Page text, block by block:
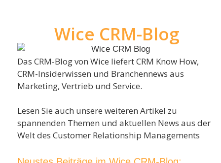
Wice CRM-Blog
Das CRM-Blog von Wice liefert CRM Know How,
CRM-Insiderwissen und Branchennews aus
Marketing, Vertrieb und Service.
Lesen Sie auch unsere weiteren Artikel zu
spannenden Themen und aktuellen News aus der
Welt des Customer Relationship Managements